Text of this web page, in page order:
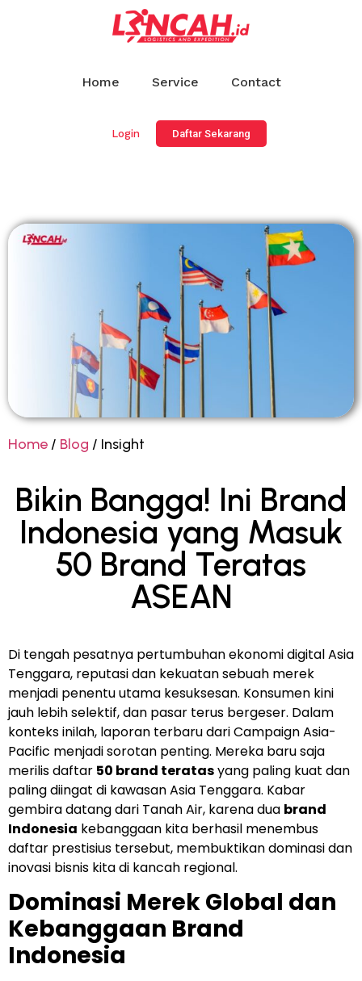
Home Service Contact
Login Daftar Sekarang
Home / Blog / Insight
Bikin Bangga! Ini Brand
Indonesia yang Masuk
50 Brand Teratas
ASEAN
Di tengah pesatnya pertumbuhan ekonomi digital Asia
Tenggara, reputasi dan kekuatan sebuah merek
menjadi penentu utama kesuksesan. Konsumen kini
jauh lebih selektif, dan pasar terus bergeser. Dalam
konteks inilah, laporan terbaru dari Campaign Asia-
Pacific menjadi sorotan penting. Mereka baru saja
merilis daftar 50 brand teratasyang paling kuat dan
paling diingat di kawasan Asia Tenggara. Kabar
gembira datang dari Tanah Air, karena dua brand
Indonesia kebanggaan kita berhasil menembus
daftar prestisius tersebut, membuktikan dominasi dan
inovasi bisnis kita di kancah regional.
Dominasi Merek Global dan
Kebanggaan Brand
Indonesia